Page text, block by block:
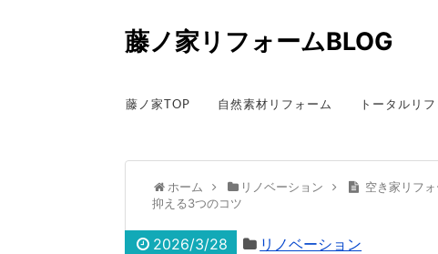
藤ノ家リフォームBLOG
藤ノ家TOP 自然素材リフォーム トータルリ
ホーム リノベーション
空き家リフ
抑える3つのコツ
2026/3/28 リノベーション